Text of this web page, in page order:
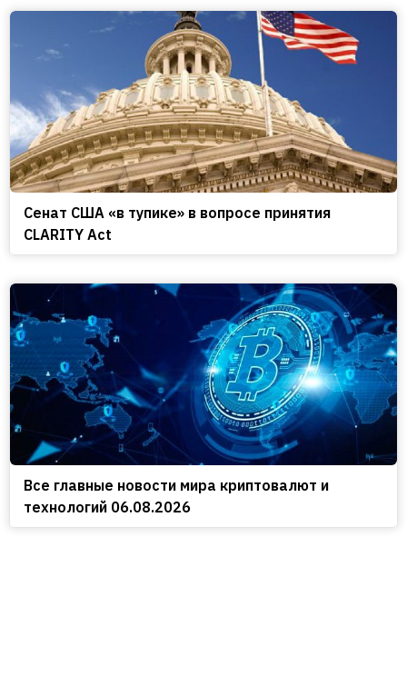
Сенат США «в тупике» в вопросе принятия
CLARITY Act
Все главные новости мира криптовалют и
технологий 06.08.2026